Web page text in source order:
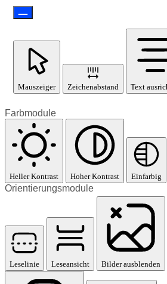
Mauszeiger Zeichenabstand Text
Farbmodule
Heller Kontrast Hoher Kontrast Einfarbig
Orientierungsmodule
Leselinie Leseansicht Bilder ausblenden